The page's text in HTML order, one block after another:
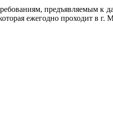
предъявляемым
ежегодно проходит в